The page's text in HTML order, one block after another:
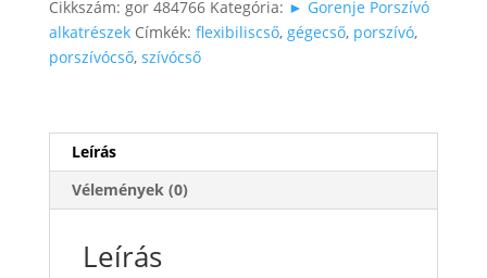
mennyiség
Cikkszám: gor 484766 Kategória: ► Gorenje Porszívó
alkatrészek Címkék: flexibiliscső, gégecső, porszívó,
porszívócső, szívócső
Leírás
Vélemények (0)
Leírás